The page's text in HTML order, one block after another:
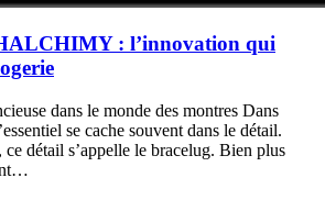
: l’innovation qui
dans le monde des montres Dans
se cache souvent dans le détail.
détail s’appelle le bracelug. Bien plus